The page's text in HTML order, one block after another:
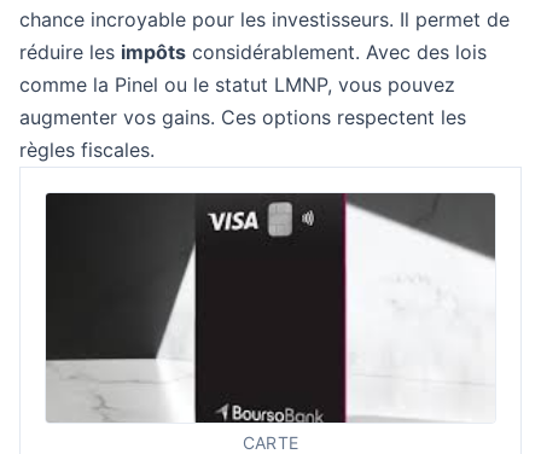
chance incroyable pour les investisseurs. Il permet de
réduire les impôts considérablement. Avec des lois
comme la Pinel ou le statut LMNP, vous pouvez
augmenter vos gains. Ces options respectent les
règles fiscales.
CARTE